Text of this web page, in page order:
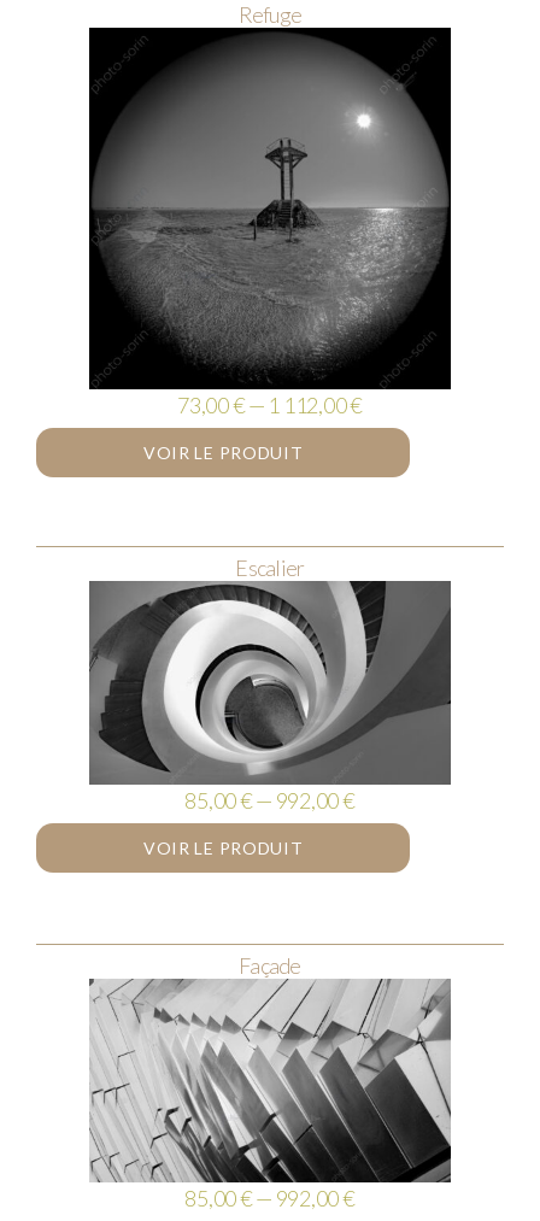
Refuge
73,00 € — 1 112,00 €
VOIR LE PRODUIT
Escalier
85,00 € — 992,00 €
VOIR LE PRODUIT
Façade
85,00 € — 992,00 €